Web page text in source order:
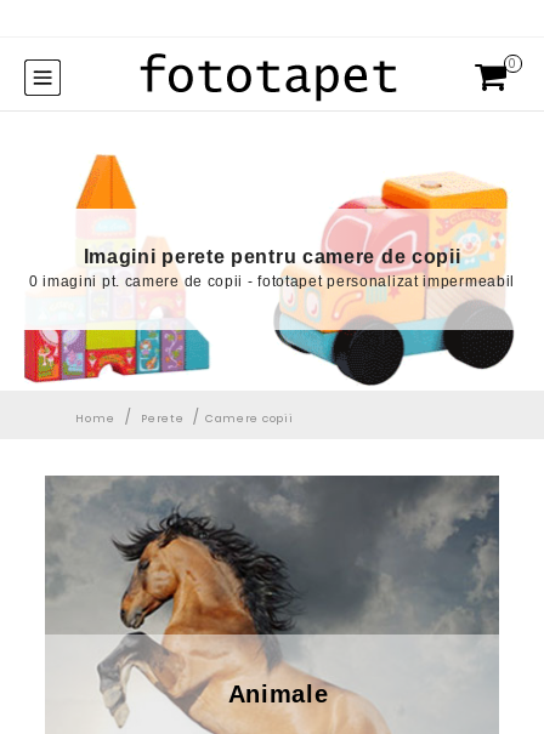
0
Imagini perete pentru camere de copii
0 imagini pt. camere de copii - fototapet personalizat impermeabil
Home / Perete / Camere copii
Animale